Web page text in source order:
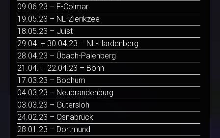
09.06.23 – F-Colmar
19.05.23 – NL-Zierikzee
18.05.23 – Juist
29.04. + 30.04.23 – NL-Hardenberg
28.04.23 – Übach-Palenberg
21.04. + 22.04.23 – Bonn
17.03.23 – Bochum
04.03.23 – Neubrandenburg
03.03.23 – Gütersloh
24.02.23 – Osnabrück
28.01.23 – Dortmund